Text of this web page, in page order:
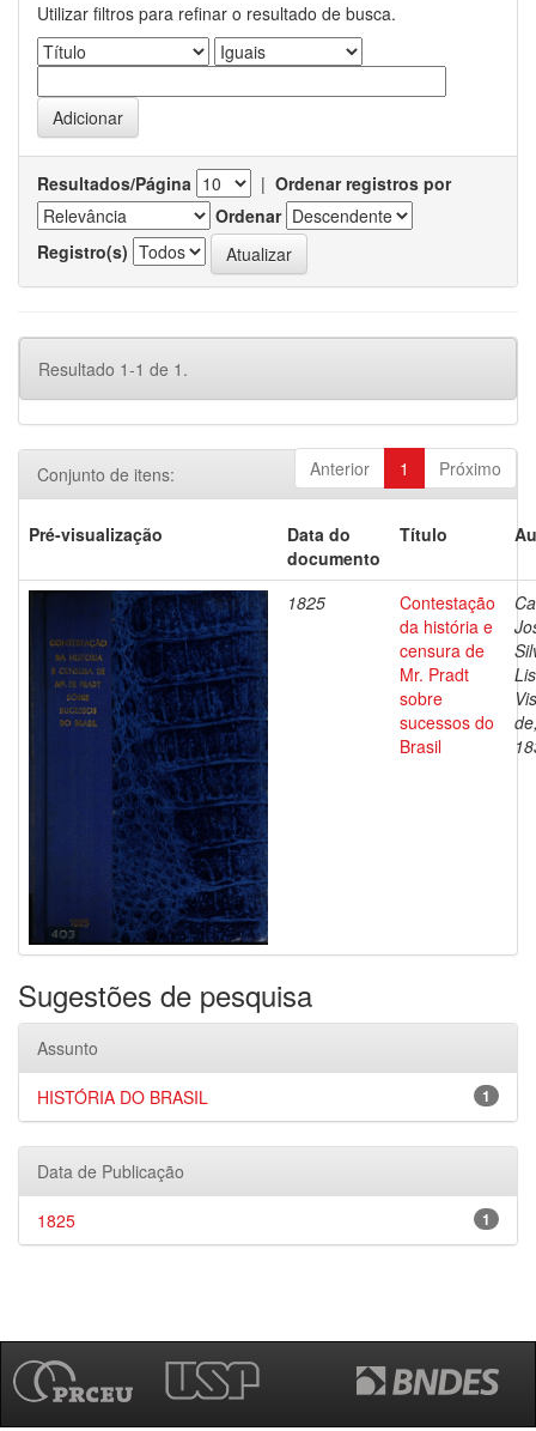
Utilizar filtros para refinar o resultado de busca.
Resultados/Página | Ordenar registros por
Ordenar
Registro(s)
Resultado 1-1 de 1.
Anterior 1 Próximo
Conjunto de itens:
Pré-visualização
Data do
documento
Título
1825
Contestação
da história e
censura de
Mr. Pradt
sobre
sucessos do
Brasil
Sugestões de pesquisa
Assunto
1
HISTÓRIA DO BRASIL
Data de Publicação
1
1825